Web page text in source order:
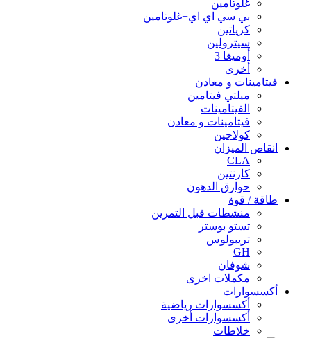
غلوتامين
بي سي اي اي+غلوتامين
كرياتين
سيترولين
أوميغا 3
أخرى
فيتامينات و معادن
ميلتي فيتامين
الفيتامينات
فيتامينات و معادن
كولاجين
انقاص الميزان
CLA
كارنتين
حوارق الدهون
طاقة / قوة
منشطات قبل التمرين
تستو بوستر
تريبولوس
GH
شوفان
مكملات اخرى
أكسسوارات
أكسسوارات رياضية
أكسسوارات أخرى
خلاطات